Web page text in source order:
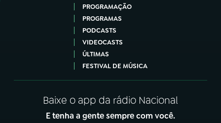
PROGRAMAÇÃO
PROGRAMAS
PODCASTS
VIDEOCASTS
ÚLTIMAS
FESTIVAL DE MÚSICA
Baixe o app da rádio Nacional
E tenha a gente sempre com você.